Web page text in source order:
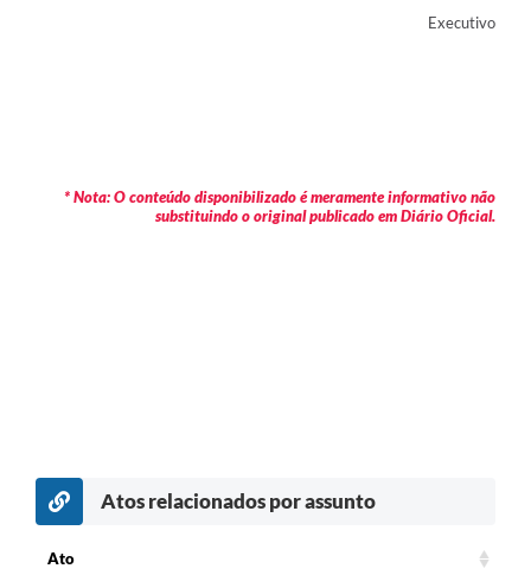
Executivo
* Nota: O conteúdo disponibilizado é meramente informativo não
substituindo o original publicado em Diário Oficial.
Atos relacionados por assunto
Ato